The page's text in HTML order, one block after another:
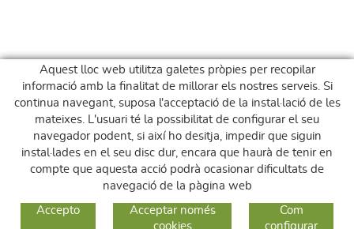
Aquest lloc web utilitza galetes pròpies per recopilar
informació amb la finalitat de millorar els nostres serveis. Si
continua navegant, suposa l'acceptació de la instal·lació de les
mateixes. L'usuari té la possibilitat de configurar el seu
navegador podent, si així ho desitja, impedir que siguin
instal·lades en el seu disc dur, encara que haurà de tenir en
compte que aquesta acció podrà ocasionar dificultats de
navegació de la pàgina web
Accepto
Acceptar només
cookies
Com
configurar